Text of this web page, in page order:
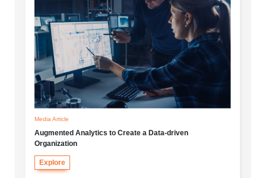
Media Article
Augmented Analytics to Create a Data-driven
Organization
Explore